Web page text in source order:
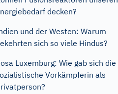
decken?
und der Westen: Warum
sich so viele Hindus?
Luxemburg: Wie gab sich die
Vorkämpferin als